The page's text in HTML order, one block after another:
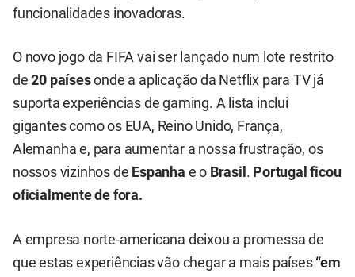
funcionalidades inovadoras.
O novo jogo da FIFA vai ser lançado num lote restrito
de20 paísesonde a aplicação da Netflix para TV já
suporta experiências de gaming. A lista inclui
gigantes como os EUA, Reino Unido, França,
Alemanha e, para aumentar a nossa frustração, os
nossos vizinhos de Espanha e o Brasil . Portugal ficou
oficialmente de fora.
A empresa norte-americana deixou a promessa de
que estas experiências vão chegar a mais países “em